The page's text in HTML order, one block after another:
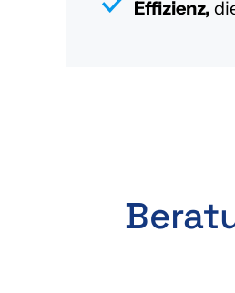
Effizienz,